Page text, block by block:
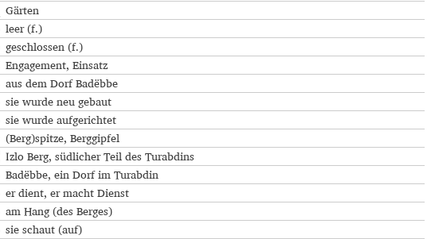
Gärten
leer (f.)
geschlossen (f.)
Engagement, Einsatz
aus dem Dorf Badëbbe
sie wurde neu gebaut
sie wurde aufgerichtet
(Berg)spitze, Berggipfel
Izlo Berg, südlicher Teil des Turabdins
Badëbbe, ein Dorf im Turabdin
er dient, er macht Dienst
am Hang (des Berges)
sie schaut (auf)